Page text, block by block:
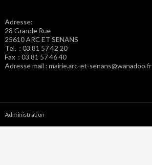
Adresse:
28 Grande Rue
25610 ARC ET SENANS
Tel. : 03 81 57 42 20
Fax : 03 81 57 46 40
Adresse mail : mairie.arc-et-senans@wanadoo.fr
Administration